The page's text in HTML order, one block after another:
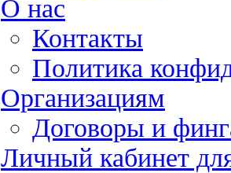
О нас
Контакты
Политика
Организациям
Договоры и
Личный кабинет